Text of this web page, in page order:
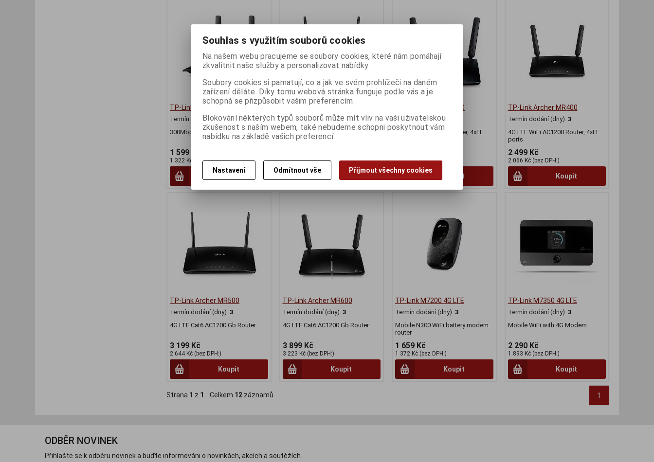
TP-Link TL-MR100
Termín dodání (dny):7
300Mbps N 4G LTE Router, 2xRJ45
1 599 Kč
1 322 Kč (bez DPH:)
TP-Link TL-MR6400
Termín dodání (dny):7
4G LTE WiFi N Router, 4x FE ports
1 487 Kč (bez DPH:)
TP-Link Archer MR200
Termín dodání (dny):
4G LTE WiFi AC750 Router, 4xFE
1 900 Kč (bez DPH:)
Koupit
TP-Link Archer MR400
Termín dodání (dny): 3
4G LTE WiFi AC1200 Router, 4xFE
ports
2 499 Kč
2 066 Kč (bez DPH:)
Koupit
TP-Link Archer MR500
Termín dodání (dny): 3
4G LTE Cat6 AC1200 Gb Router
3 199 Kč
2 644 Kč (bez DPH:)
Koupit
TP-Link Archer MR600
Termín dodání (dny): 3
4G LTE Cat6 AC1200 Gb Router
3 899 Kč
3 223 Kč (bez DPH:)
Koupit
TP-Link M7200 4G LTE
Termín dodání (dny): 3
Mobile N300 WiFi battery modem
router
1 659 Kč
1 372 Kč (bez DPH:)
Koupit
TP-Link M7350 4G LTE
Termín dodání (dny): 3
Mobile WiFi with 4G Modem
2 290 Kč
1 893 Kč (bez DPH:)
Koupit
Strana 1 z 1 Celkem 12 záznamů 1
ODBĚR NOVINEK
Přihlašte se k odběru novinek a buďte informováni o novinkách, akcích a soutěžích.
Souhlas s využitím souborů cookies
Na našem webu pracujeme se soubory cookies, které nám pomáhají
zkvalitnit naše služby a personalizovat nabídky.
Soubory cookies si pamatují, co a jak ve svém prohlížeči na daném
zařízení děláte. Díky tomu webová stránka funguje podle vás a je
schopná se přizpůsobit vašim preferencím.
Blokování některých typů souborů může mít vliv na vaši uživatelskou
zkušenost s naším webem, také nebudeme schopni poskytnout vám
nabídku na základě vašich preferencí.
Nastavení Odmítnout vše Přijmout všechny cookies